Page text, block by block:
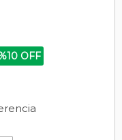
OFF